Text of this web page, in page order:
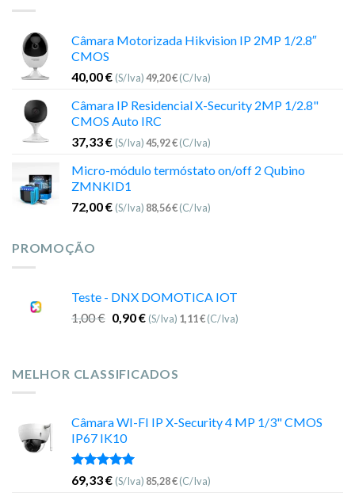
Câmara Motorizada Hikvision IP 2MP 1/2.8″
CMOS
40,00€ (S/Iva)49,20€(C/Iva)
Câmara IP Residencial X-Security 2MP 1/2.8"
CMOS Auto IRC
37,33€ (S/Iva)45,92€(C/Iva)
Micro-módulo termóstato on/off 2 Qubino
ZMNKID1
72,00€ (S/Iva) 88,56€(C/Iva)
PROMOÇÃO
Teste - DNX DOMOTICA IOT
1,00€ 0,90€ (S/Iva) 1,11€(C/Iva)
MELHOR CLASSIFICADOS
Câmara WI-FI IP X-Security 4 MP 1/3" CMOS
IP67 IK10
Avaliação
5.00
de 5
69,33€ (S/Iva) 85,28€(C/Iva)